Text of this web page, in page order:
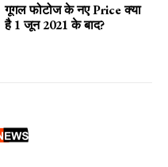
गूगल फोटोज के नए Price क्या
है 1 जून 2021 के बाद?